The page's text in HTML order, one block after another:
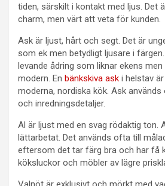
tiden, särskilt i kontakt med ljus. Det
charm, men värt att veta för kunden.
Ask är ljust, hårt och segt. Det är
som ek men betydligt ljusare i
levande ådring som liknar ekens
modern. En bänkskiva ask i helstav
moderna, nordiska kök. Ask
och inredningsdetaljer.
Al är ljust med en svag rödaktig ton.
lättarbetat. Det används ofta till
eftersom det tar färg bra och har få
köksluckor och möbler av lägre